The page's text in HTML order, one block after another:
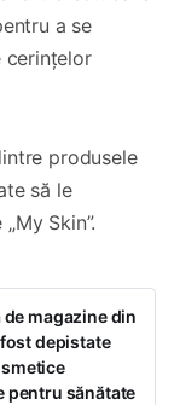
a se
cerințelor
produsele
să le
Skin”.
magazine din
depistate
pentru sănătate